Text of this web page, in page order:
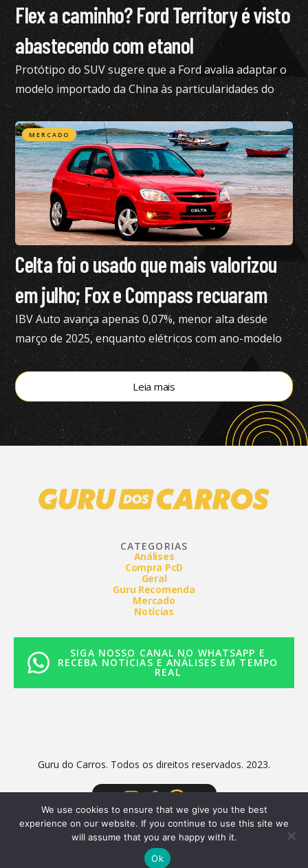
Flex a caminho? Ford Territory é visto
abastecendo com etanol
Protótipo do SUV sugere que a Ford avalia adaptar o
modelo importado da China às particularidades do
mercado brasileiro
MERCADO
Celta foi o usado que mais valorizou
em julho; Fox e Compass recuaram
IBV Auto avança apenas 0,07%, menor alta desde
março de 2025, enquanto elétricos com ano-modelo
2023 desvalorizam 46,15%
Leia mais
CATEGORIAS
Análises
Compra PcD
Geral
Guru Recomenda
Mercado
Notícias
SIGA NOSSO CANAL NO WHATSAPP E
RECEBA NOTÍCIAS E ANÁLISES EM TEMPO
REAL
Guru do Carros. Todos os direitos reservados. 2023.
We use cookies to ensure that we give you the best
experience on our website. If you continue to use this site we
will assume that you are happy with it.
Ok